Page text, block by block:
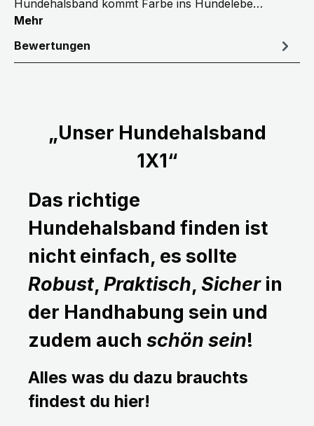
Hundehalsband kommt Farbe ins Hundelebe…
Mehr
Bewertungen
„Unser Hundehalsband
1X1“
Das richtige
Hundehalsband finden ist
nicht einfach, es sollte
Robust, Praktisch, Sicherin
der Handhabung sein und
zudem auch schön sein!
Alles was du dazu brauchts
findest du hier!